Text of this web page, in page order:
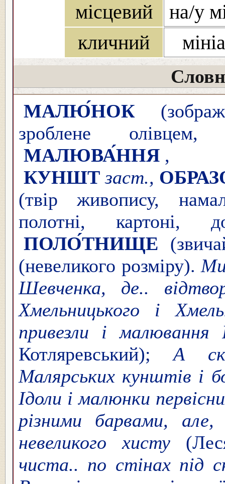
місцевий
на/у
кличний
МАЛЮ́НОК
зроблене
МАЛЮВА́ННЯ ,
КУНШТ заст.,
(твір живопису,
полотні,
ПОЛО́ТНИЩЕ
(невеликого розміру).Ми
Шевченка, де..
Хмельницького і
привезли і малювання
Котляревський);А
Малярських кунштів і
Ідоли і малюнки
різними барвами,
невеликого хисту
чиста.. по стінах під